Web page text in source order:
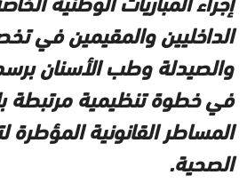
الداخليين والمقيمين في
في خطوة تنظيمية مرتبطة
المساطر القانونية المؤطرة
الصحية.